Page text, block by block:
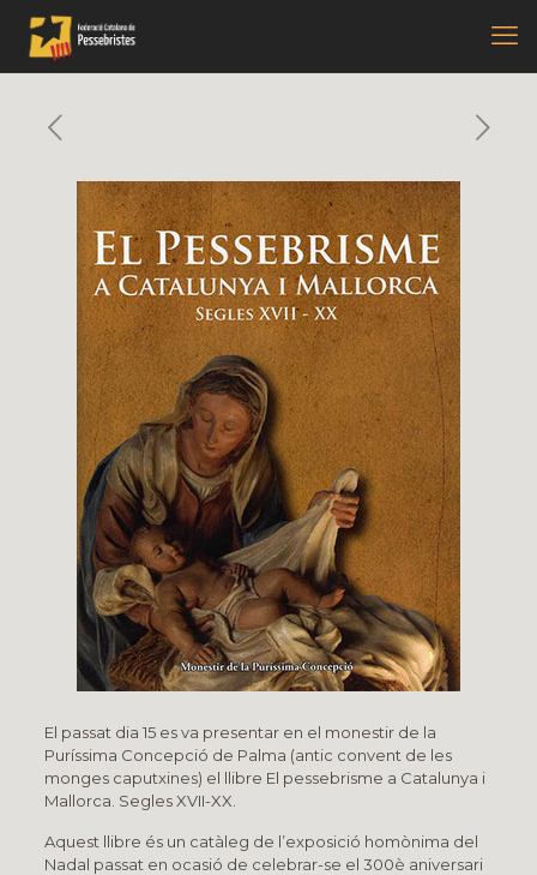
El passat dia 15 es va presentar en el monestir de la
Puríssima Concepció de Palma (antic convent de les
monges caputxines) el llibre El pessebrisme a Catalunya i
Mallorca. Segles XVII-XX.
Aquest llibre és un catàleg de l’exposició homònima del
Nadal passat en ocasió de celebrar-se el 300è aniversari